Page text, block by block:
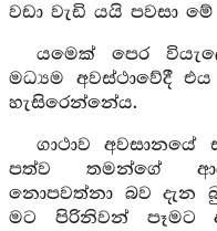
වඩා වැඩි යයි පවසා
යමෙක් පෙර
මධ්‍යම අවස්ථාවේදී
හැසිරෙන්නේය.
ගාථාව අවසානයේ
පත්ව තමන්ගේ
නොපවත්නා බව දැන
මට පිරිනිවන් පෑමට